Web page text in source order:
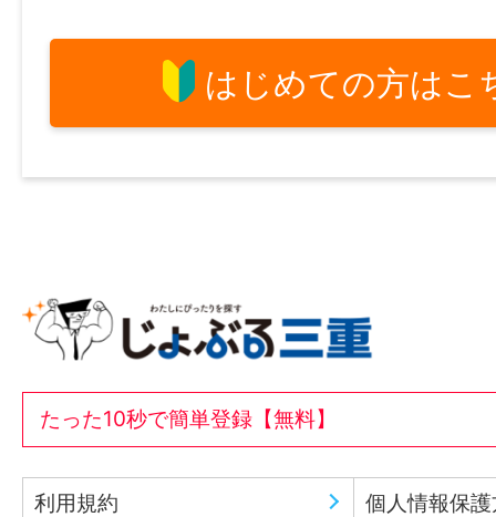
はじめての方はこ
たった10秒で簡単登録【無料】
利用規約 個人情報保